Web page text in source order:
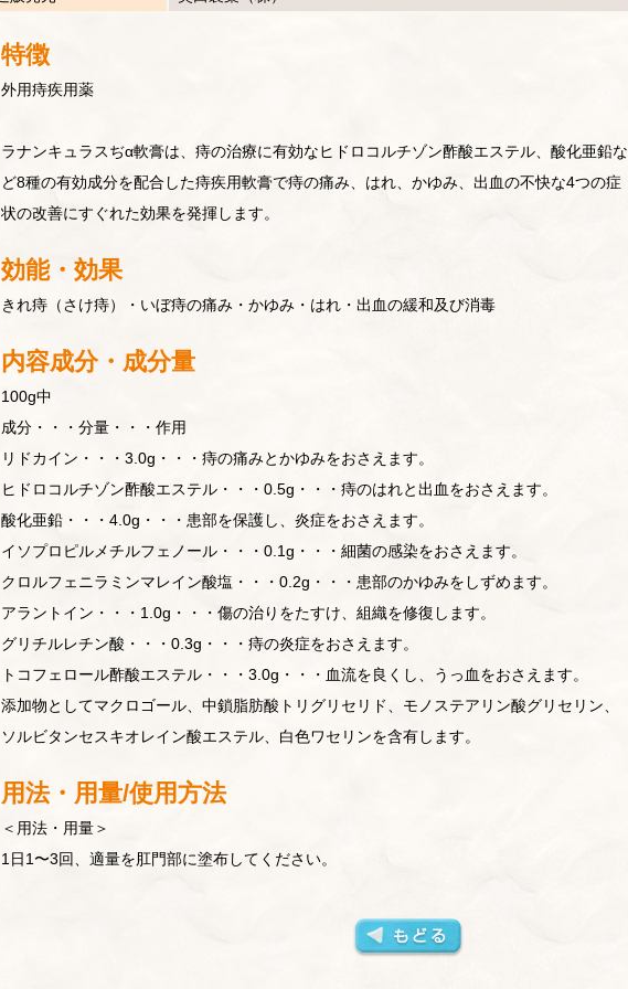
特徴
外用痔疾用薬
ラナンキュラスぢα軟膏は、痔の治療に有効なヒドロコルチゾン酢酸エステル、酸化亜鉛な
ど8種の有効成分を配合した痔疾用軟膏で痔の痛み、はれ、かゆみ、出血の不快な4つの症
状の改善にすぐれた効果を発揮します。
効能・効果
きれ痔（さけ痔）・いぼ痔の痛み・かゆみ・はれ・出血の緩和及び消毒
内容成分・成分量
100g中
成分・・・分量・・・作用
リドカイン・・・3.0g・・・痔の痛みとかゆみをおさえます。
ヒドロコルチゾン酢酸エステル・・・0.5g・・・痔のはれと出血をおさえます。
酸化亜鉛・・・4.0g・・・患部を保護し、炎症をおさえます。
イソプロピルメチルフェノール・・・0.1g・・・細菌の感染をおさえます。
クロルフェニラミンマレイン酸塩・・・0.2g・・・患部のかゆみをしずめます。
アラントイン・・・1.0g・・・傷の治りをたすけ、組織を修復します。
グリチルレチン酸・・・0.3g・・・痔の炎症をおさえます。
トコフェロール酢酸エステル・・・3.0g・・・血流を良くし、うっ血をおさえます。
添加物としてマクロゴール、中鎖脂肪酸トリグリセリド、モノステアリン酸グリセリン、
ソルビタンセスキオレイン酸エステル、白色ワセリンを含有します。
用法・用量/使用方法
＜用法・用量＞
1日1〜3回、適量を肛門部に塗布してください。